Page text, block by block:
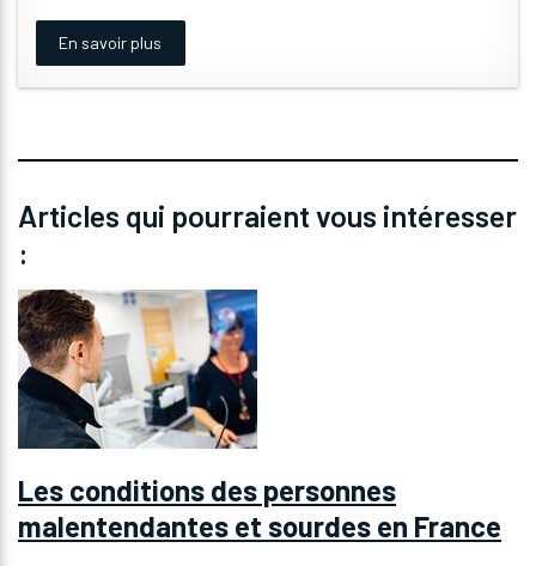
En savoir plus
Articles qui pourraient vous intéresser
:
Les conditions des personnes
malentendantes et sourdes en France